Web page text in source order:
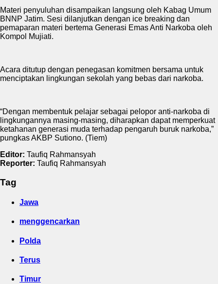
Materi penyuluhan disampaikan langsung oleh Kabag Umum
BNNP Jatim. Sesi dilanjutkan dengan ice breaking dan
pemaparan materi bertema Generasi Emas Anti Narkoba oleh
Kompol Mujiati.
Acara ditutup dengan penegasan komitmen bersama untuk
menciptakan lingkungan sekolah yang bebas dari narkoba.
“Dengan membentuk pelajar sebagai pelopor anti-narkoba di
lingkungannya masing-masing, diharapkan dapat memperkuat
ketahanan generasi muda terhadap pengaruh buruk narkoba,”
pungkas AKBP Sutiono. (Tiem)
Editor: Taufiq Rahmansyah
Reporter: Taufiq Rahmansyah
Tag
Jawa
menggencarkan
Polda
Terus
Timur